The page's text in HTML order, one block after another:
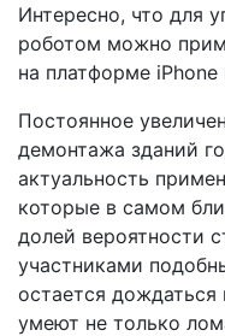
Интересно, что для
роботом можно
на платформе
Постоянное
демонтажа зданий
актуальность
которые в самом
долей вероятности
участниками
остается
умеют не только